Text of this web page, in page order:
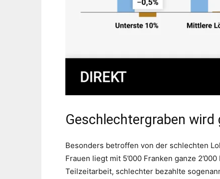
Geschlechtergraben wird
Besonders betroffen von der schlechten
Frauen liegt mit 5’000 Franken ganze
Teilzeitarbeit, schlechter bezahlte